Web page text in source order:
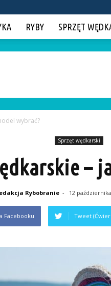
RYBY SPRZĘT
wybrać?
Sprzęt wędkarski
–
Rybobranie - 12
Facebooku Tweet